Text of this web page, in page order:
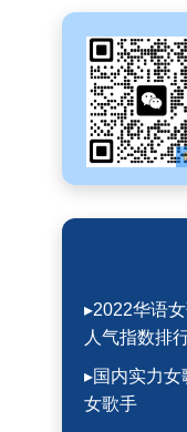
▸2022华语
人气指数排
▸国内实力女
女歌手